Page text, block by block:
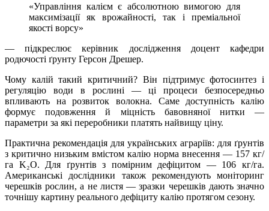
«Управління калієм є абсолютною вимогою для
максимізації як врожайності, так і преміальної
якості ворсу»
— підкреслює керівник дослідження доцент кафедри
родючості ґрунту Герсон Дрешер.
Чому калій такий критичний? Він підтримує фотосинтез і
регуляцію води в рослині — ці процеси безпосередньо
впливають на розвиток волокна. Саме доступність калію
формує подовження й міцність бавовняної нитки —
параметри за які переробники платять найвищу ціну.
Практична рекомендація для українських аграріїв: для ґрунтів
з критично низьким вмістом калію норма внесення — 157 кг/
га K₂O. Для ґрунтів з помірним дефіцитом — 106 кг/га.
Американські дослідники також рекомендують моніторинг
черешків рослин, а не листя — зразки черешків дають значно
точнішу картину реального дефіциту калію протягом сезону.